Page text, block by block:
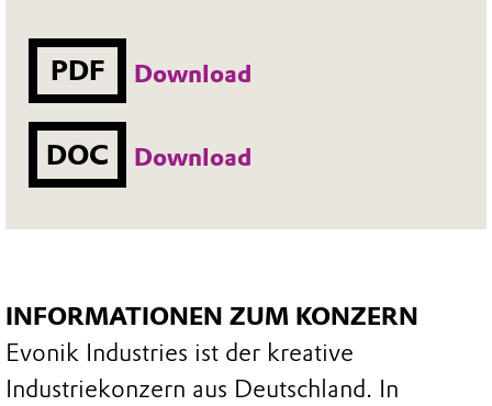
PDF Download
DOC Download
INFORMATIONEN ZUM KONZERN
Evonik Industries ist der kreative
Industriekonzern aus Deutschland. In